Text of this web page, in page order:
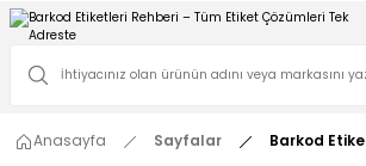
Anasayfa Sayfalar Barkod